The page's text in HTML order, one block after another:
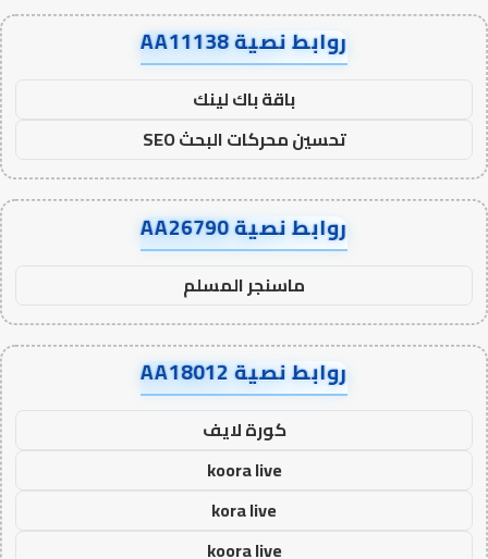
روابط نصية AA11138
باقة باك لينك
تحسين محركات البحث SEO
روابط نصية AA26790
ماسنجر المسلم
روابط نصية AA18012
كورة لايف
koora live
kora live
koora live